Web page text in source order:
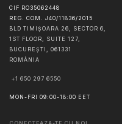
CIF RO35062448
REG. COM. J40/11836/2015
BLD TIMIȘOARA 26, SECTOR 6,
1ST FLOOR, SUITE 127,
BUCUREŞTI , 061331
ROMÂNIA
+1 650 297 6550
MON-FRI 09:00-18:00 EET